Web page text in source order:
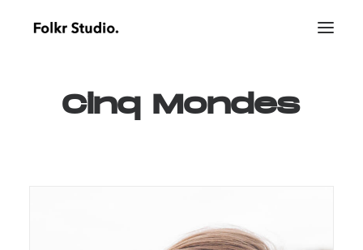
Cinq Mondes